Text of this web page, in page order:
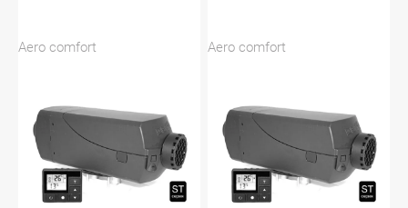
Aero comfort Aero comfort